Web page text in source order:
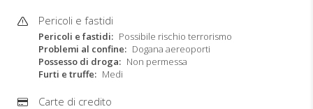
Pericoli e fastidi
Pericoli e fastidi
Possibile rischio terrorismo
Problemi al confine
Dogana aereoporti
Possesso di droga
Non permessa
Furti e truffe
Medi
Carte di credito